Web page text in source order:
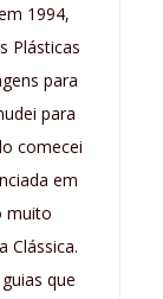
1994,
Plásticas
para
para
comecei
em
muito
Clássica.
que